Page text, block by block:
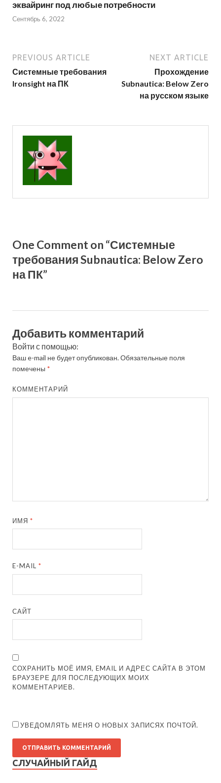
эквайринг под любые потребности
Сентябрь 6, 2022
PREVIOUS ARTICLE
Системные требования
Ironsight на ПК
NEXT ARTICLE
Прохождение
Subnautica: Below Zero
на русском языке
One Comment on “Системные
требования Subnautica: Below Zero
на ПК”
Добавить комментарий
Войти с помощью:
Ваш e-mail не будет опубликован.Обязательные поля
помечены *
КОММЕНТАРИЙ
ИМЯ*
E-MAIL*
САЙТ
СОХРАНИТЬ МОЁ ИМЯ, EMAIL И АДРЕС САЙТА В ЭТОМ
БРАУЗЕРЕ ДЛЯ ПОСЛЕДУЮЩИХ МОИХ
КОММЕНТАРИЕВ.
УВЕДОМЛЯТЬ МЕНЯ О НОВЫХ ЗАПИСЯХ ПОЧТОЙ.
СЛУЧАЙНЫЙ ГАЙД